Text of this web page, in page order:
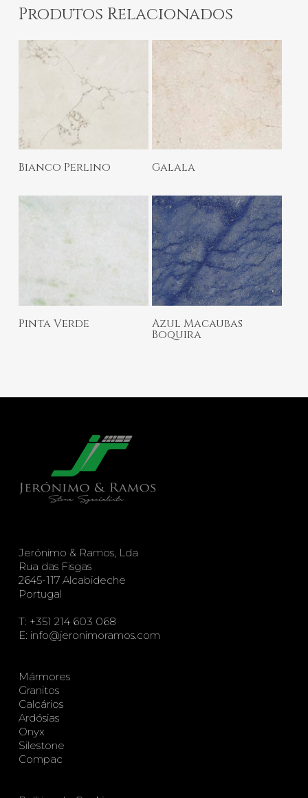
Produtos Relacionados
Ler Mais
Bianco Perlino Galala
Ler Mais
Pinta Verde Ler Mais
Azul Macaubas
Boquira
Jerónimo & Ramos, Lda
Rua das Fisgas
2645-117 Alcabideche
Portugal
T: +351 214 603 068
E: info@jeronimoramos.com
Mármores
Granitos
Calcários
Ardósias
Onyx
Silestone
Compac